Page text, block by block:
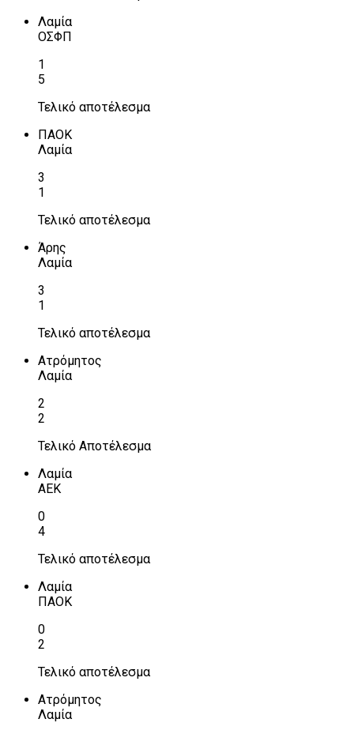
Λαμία
ΟΣΦΠ
1
5
Τελικό αποτέλεσμα
ΠΑΟΚ
Λαμία
3
1
Τελικό αποτέλεσμα
Άρης
Λαμία
3
1
Τελικό αποτέλεσμα
Ατρόμητος
Λαμία
2
2
Τελικό Αποτέλεσμα
Λαμία
ΑΕΚ
0
4
Τελικό αποτέλεσμα
Λαμία
ΠΑΟΚ
0
2
Τελικό αποτέλεσμα
Ατρόμητος
Λαμία